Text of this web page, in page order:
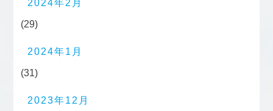
2024年2月
(29)
2024年1月
(31)
2023年12月